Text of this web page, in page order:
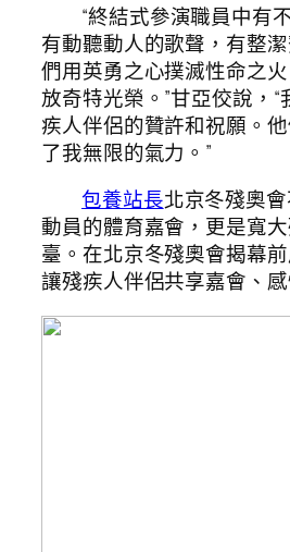
“終結式參演職員中有
有動聽動人的歌聲，有整
們用英勇之心撲滅性命之
放奇特光榮。”甘亞佼說，
疾人伴侶的贊許和祝願。
了我無限的氣力。”
包養站長北京冬殘奧
動員的體育嘉會，更是寬
臺。在北京冬殘奧會揭幕
讓殘疾人伴侶共享嘉會、感